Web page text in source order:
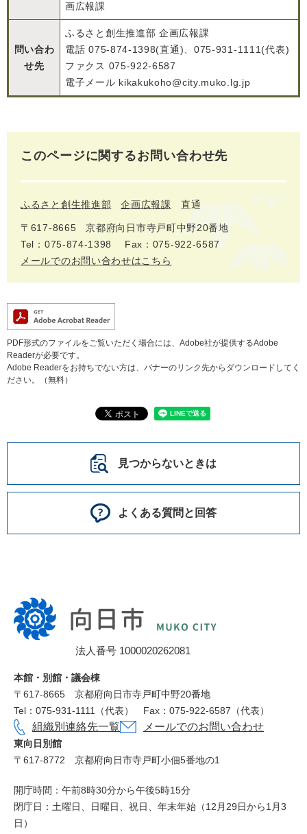
画広報課
問い合わ
せ先
ふるさと創生推進部 企画広報課
電話 075-874-1398(直通)、075-931-1111(代表)
ファクス 075-922-6587
電子メール kikakukoho@city.muko.lg.jp
このページに関するお問い合わせ先
ふるさと創生推進部 企画広報課 直通
〒617‐8665
京都府向日市寺戸町中野20番地
Tel：075-874-1398
Fax：075-922-6587
メールでのお問い合わせはこちら
PDF形式のファイルをご覧いただく場合には、Adobe社が提供するAdobe
Readerが必要です。
Adobe Readerをお持ちでない方は、バナーのリンク先からダウンロードしてく
ださい。（無料）
見つからないときは
よくある質問と回答
向
日
市
所
法人番号 1000020262081
本館・別館・議会棟
〒617‐8665
京都府向日市寺戸町中野20番地
Tel：075-931-1111（代表）
Fax：075-922-6587（代表）
東向日別館
〒617-8772
京都府向日市寺戸町小佃5番地の1
組織別連絡先一覧 メールでのお問い合わせ
開庁時間：午前8時30分から午後5時15分
閉庁日：土曜日、日曜日、祝日、年末年始（12月29日から1月3
日）